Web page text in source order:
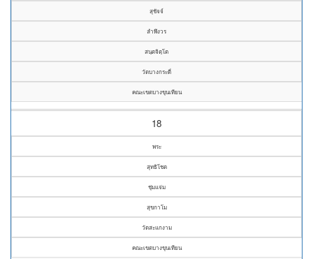
สุชัจจ์
ลำพึงวร
สนฺตจิตฺโต
วัดบางกระดี่
คณะเขตบางขุนเทียน
18
พระ
สุทธิโชต
ชุ่มแจ่ม
สุขกาโม
วัดสะแกงาม
คณะเขตบางขุนเทียน